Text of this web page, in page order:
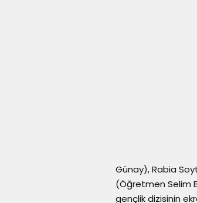
Günay), Rabia
(Öğretmen Selim
gençlik dizisinin